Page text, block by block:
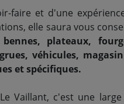
faire et d'une
elle saura vous
bennes, plateaux,
véhicules,
et spécifiques.
Vaillant, c'est une